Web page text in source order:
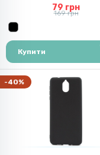
79 грн
169 грн
Купити
-40%